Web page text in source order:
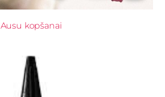
Ausu kopšanai